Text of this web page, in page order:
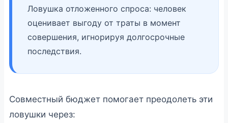
Ловушка отложенного спроса: человек
оценивает выгоду от траты в момент
совершения, игнорируя долгосрочные
последствия.
Совместный бюджет помогает преодолеть эти
ловушки через: